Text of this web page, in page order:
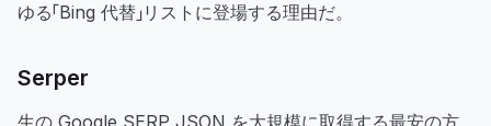
ゆる「Bing 代替」リストに登場する理由だ。
Serper
生の Google SERP JSON を大規模に取得する最安の方